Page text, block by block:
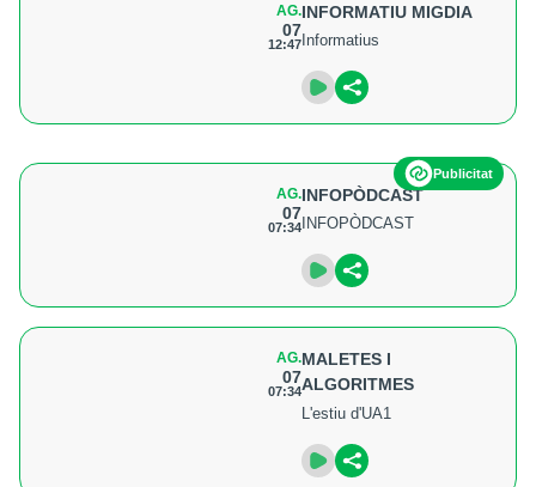
AG.
07
12:47
INFORMATIU MIGDIA
Informatius
Publicitat
AG.
07
07:34
INFOPÒDCAST
INFOPÒDCAST
AG.
07
07:34
MALETES I
ALGORITMES
L'estiu d'UA1